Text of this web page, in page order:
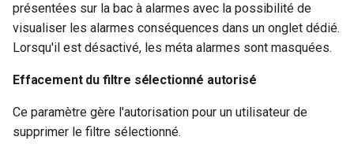
présentées sur la bac à alarmes avec la possibilité de
visualiser les alarmes conséquences dans un onglet dédié.
Lorsqu'il est désactivé, les méta alarmes sont masquées.
Effacement du filtre sélectionné autorisé
Ce paramètre gère l'autorisation pour un utilisateur de
supprimer le filtre sélectionné.